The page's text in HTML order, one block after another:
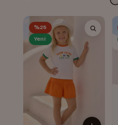
%25
Yeni